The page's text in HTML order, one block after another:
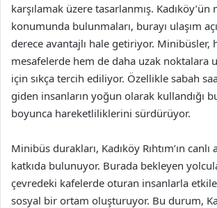
karşılamak üzere tasarlanmış. Kadıköy’ün
konumunda bulunmaları, burayı ulaşım
derece avantajlı hale getiriyor. Minibüsler,
mesafelerde hem de daha uzak noktalara
için sıkça tercih ediliyor. Özellikle sabah
giden insanların yoğun olarak kullandığı
boyunca hareketliliklerini sürdürüyor.
Minibüs durakları, Kadıköy Rıhtım’ın
katkıda bulunuyor. Burada bekleyen
çevredeki kafelerde oturan insanlarla
sosyal bir ortam oluşturuyor. Bu durum,